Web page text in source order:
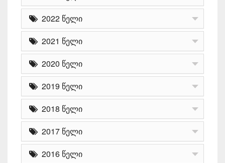
2022 წელი
2021 წელი
2020 წელი
2019 წელი
2018 წელი
2017 წელი
2016 წელი